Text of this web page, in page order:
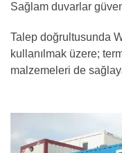
Sağlam duvarlar
Talep doğrultusunda
kullanılmak üzere;
malzemeleri de